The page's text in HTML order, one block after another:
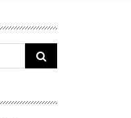
Search
for: